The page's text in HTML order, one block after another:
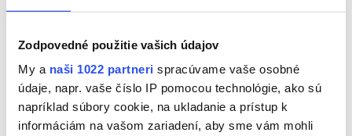
Zodpovedné použitie vašich údajov
My a naši 1022 partneri spracúvame vaše osobné
údaje, napr. vaše číslo IP pomocou technológie, ako sú
napríklad súbory cookie, na ukladanie a prístup k
informáciám na vašom zariadení, aby sme vám mohli